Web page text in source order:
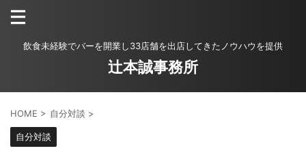
飲食未経験でバーを開業し33店舗を出店してきたノウハウを提供
辻本誠事務所
HOME > 自分対談 >
自分対談